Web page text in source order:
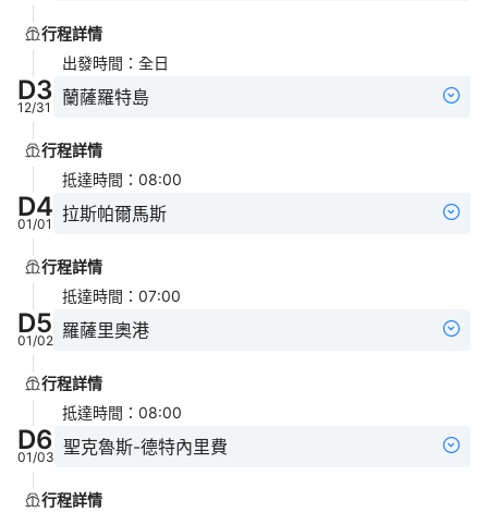
行程詳情
出發時間 ： 全日
D3
12/31 蘭薩羅特島
行程詳情
抵達時間 ： 08:00
D4
01/01 拉斯帕爾馬斯
行程詳情
抵達時間 ： 07:00
D5
01/02 羅薩里奧港
行程詳情
抵達時間 ： 08:00
D6
01/03 聖克魯斯-德特內里費
行程詳情